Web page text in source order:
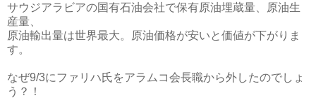
サウジアラビアの国有石油会社で保有原油埋蔵量、原油生
産量、
原油輸出量は世界最大。原油価格が安いと価値が下がりま
す。
なぜ9/3にファリハ氏をアラムコ会長職から外したのでしょ
う？！